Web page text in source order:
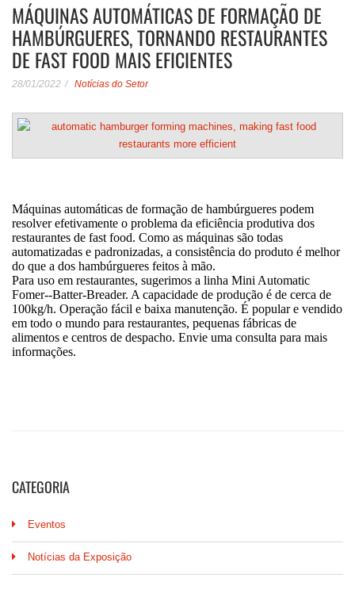
MÁQUINAS AUTOMÁTICAS DE FORMAÇÃO DE
HAMBÚRGUERES, TORNANDO RESTAURANTES
DE FAST FOOD MAIS EFICIENTES
28/01/2022 Notícias do Setor
CATEGORIA
Eventos
Notícias da Exposição